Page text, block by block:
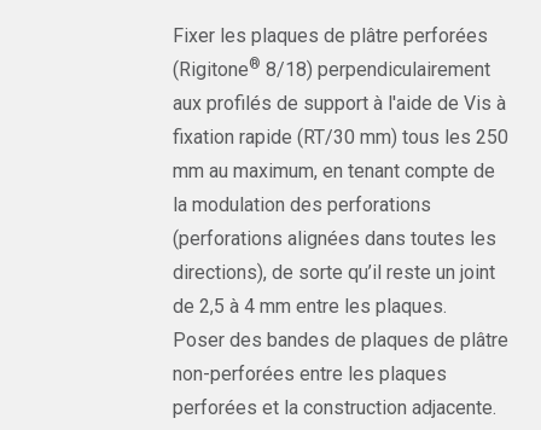
Fixer les plaques de plâtre perforées
(Rigitone® 8/18) perpendiculairement
aux profilés de support à l'aide de Vis à
fixation rapide (RT/30 mm) tous les 250
mm au maximum, en tenant compte de
la modulation des perforations
(perforations alignées dans toutes les
directions), de sorte qu’il reste un joint
de 2,5 à 4 mm entre les plaques.
Poser des bandes de plaques de plâtre
non-perforées entre les plaques
perforées et la construction adjacente.